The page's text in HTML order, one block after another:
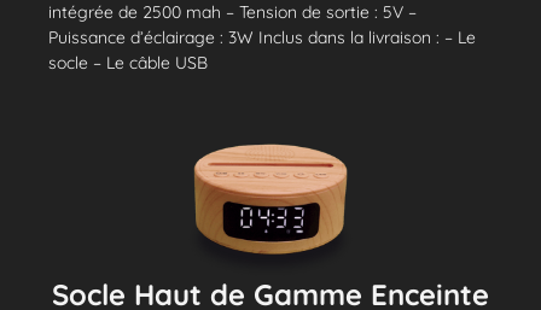
intégrée de 2500 mah – Tension de sortie : 5V –
Puissance d’éclairage : 3W Inclus dans la livraison : – Le
socle – Le câble USB
Socle Haut de Gamme Enceinte